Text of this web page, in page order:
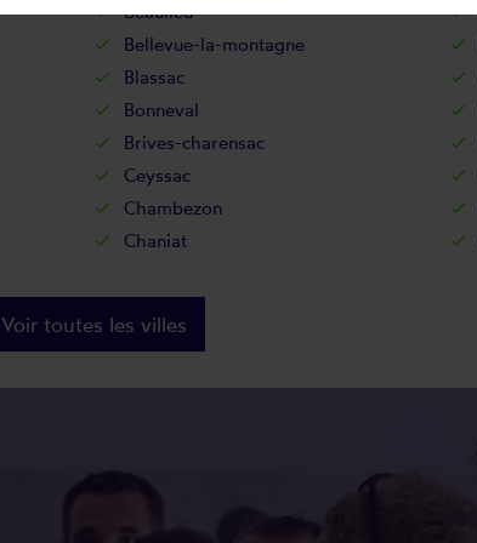
Beaulieu
Bellevue-la-montagne
Blassac
Bonneval
Brives-charensac
Ceyssac
Chambezon
Chaniat
Voir toutes les villes